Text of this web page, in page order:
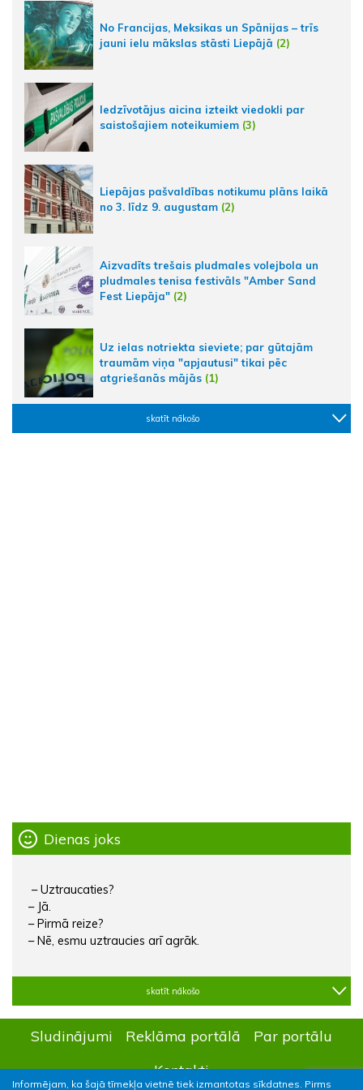
Informējam, ka šajā tīmekļa vietnē tiek izmantotas sīkdatnes. Pirms
No Francijas, Meksikas un Spānijas – trīs
jauni ielu mākslas stāsti Liepājā (2)
Iedzīvotājus aicina izteikt viedokli par
saistošajiem noteikumiem (3)
Liepājas pašvaldības notikumu plāns laikā
no 3. līdz 9. augustam (2)
Aizvadīts trešais pludmales volejbola un
pludmales tenisa festivāls "Amber Sand
Fest Liepāja" (2)
Uz ielas notriekta sieviete; par gūtajām
traumām viņa "apjautusi" tikai pēc
atgriešanās mājās (1)
skatīt nākošo
Dienas joks
– Uztraucaties?
– Jā.
– Pirmā reize?
– Nē, esmu uztraucies arī agrāk.
skatīt nākošo
Sludinājumi Reklāma portālā
Par portālu
Kontakti